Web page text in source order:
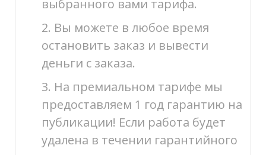
выбранного вами тарифа.
2. Вы можете в любое время
остановить заказ и вывести
деньги с заказа.
3. На премиальном тарифе мы
предоставляем 1 год гарантию на
публикации! Если работа будет
удалена в течении гарантийного